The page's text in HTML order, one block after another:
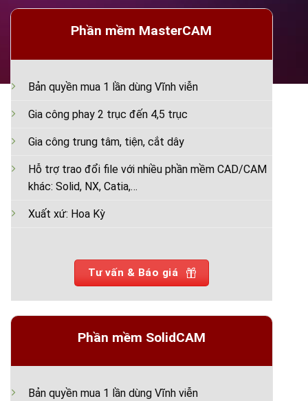
Phần mềm MasterCAM
Bản quyền mua 1 lần dùng Vĩnh viễn
Gia công phay 2 trục đến 4,5 trục
Gia công trung tâm, tiện, cắt dây
Hỗ trợ trao đổi file với nhiều phần mềm CAD/CAM
khác: Solid, NX, Catia,…
Xuất xứ: Hoa Kỳ
Tư vấn & Báo giá
Phần mềm SolidCAM
Bản quyền mua 1 lần dùng Vĩnh viễn